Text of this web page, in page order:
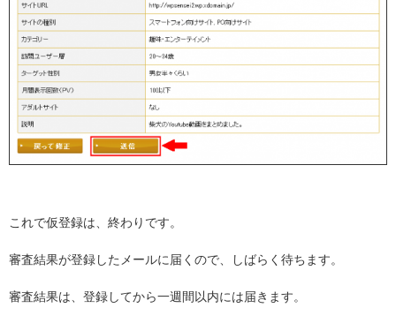
これで仮登録は、終わりです。
審査結果が登録したメールに届くので、しばらく待ちます。
審査結果は、登録してから一週間以内には届きます。